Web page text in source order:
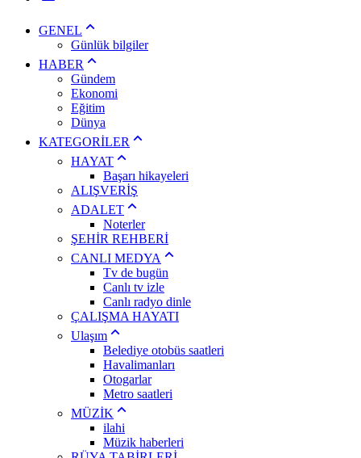
GENEL
Günlük bilgiler
HABER
Gündem
Ekonomi
Eğitim
Dünya
KATEGORİLER
HAYAT
Başarı hikayeleri
ALIŞVERİŞ
ADALET
Noterler
ŞEHİR REHBERİ
CANLI MEDYA
Tv de bugün
Canlı tv izle
Canlı radyo dinle
ÇALIŞMA HAYATI
Ulaşım
Belediye otobüs saatleri
Havalimanları
Otogarlar
Metro saatleri
MÜZİK
ilahi
Müzik haberleri